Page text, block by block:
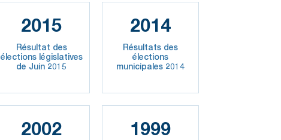
2015
Résultat des
élections législatives
de Juin 2015
2014
Résultats des
élections
municipales 2014
2002 1999